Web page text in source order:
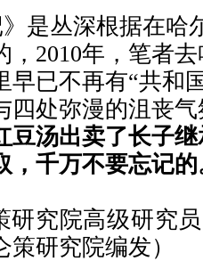
》是丛深根据在哈
，2010年，笔者
早已不再有“共和
四处弥漫的沮丧
豆汤出卖了长子
，千万不要忘记的
研究院高级研究
研究院编发）